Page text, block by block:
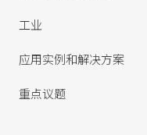
工业
应用实例和解决方案
重点议题